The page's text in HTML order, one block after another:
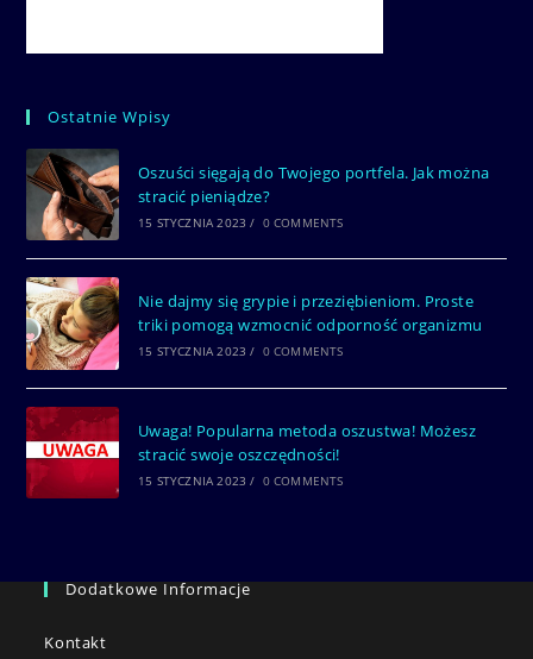
Ostatnie Wpisy
Oszuści sięgają do Twojego portfela. Jak można
stracić pieniądze?
15 STYCZNIA 2023 / 0 COMMENTS
Nie dajmy się grypie i przeziębieniom. Proste
triki pomogą wzmocnić odporność organizmu
15 STYCZNIA 2023 / 0 COMMENTS
Uwaga! Popularna metoda oszustwa! Możesz
stracić swoje oszczędności!
15 STYCZNIA 2023 / 0 COMMENTS
Dodatkowe Informacje
Kontakt